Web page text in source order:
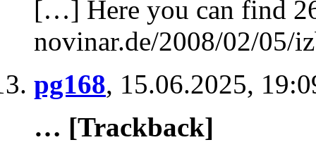
[…] Here you can find
novinar.de/2008/02/05/
pg168, 15.06.2025,
… [Trackback]